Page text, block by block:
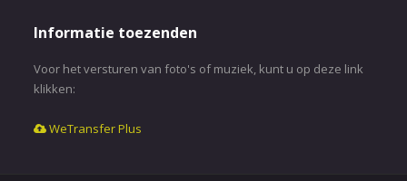
Informatie toezenden
Voor het versturen van foto's of muziek, kunt u op deze link
klikken:
WeTransfer Plus